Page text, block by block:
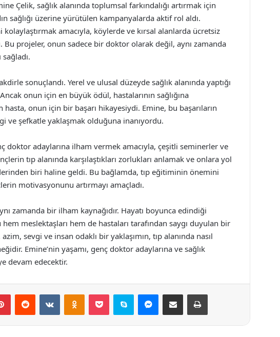
Çelik, sağlık alanında toplumsal farkındalığı artırmak için
sağlığı üzerine yürütülen kampanyalarda aktif rol aldı.
kolaylaştırmak amacıyla, köylerde ve kırsal alanlarda ücretsiz
Bu projeler, onun sadece bir doktor olarak değil, aynı zamanda
sonuçlandı. Yerel ve ulusal düzeyde sağlık alanında yaptığı
onun için en büyük ödül, hastalarının sağlığına
onun için bir başarı hikayesiydi. Emine, bu başarıların
ve şefkatle yaklaşmak olduğuna inanıyordu.
doktor adaylarına ilham vermek amacıyla, çeşitli seminerler ve
tıp alanında karşılaştıkları zorlukları anlamak ve onlara yol
biri haline geldi. Bu bağlamda, tıp eğitiminin önemini
motivasyonunu artırmayı amaçladı.
zamanda bir ilham kaynağıdır. Hayatı boyunca edindiği
meslektaşları hem de hastaları tarafından saygı duyulan bir
sevgi ve insan odaklı bir yaklaşımın, tıp alanında nasıl
Emine’nin yaşamı, genç doktor adaylarına ve sağlık
devam edecektir.
PinterestReddit VKontakteOdnoklassniki
Pocket Skype Messenger
E-Posta ile paylaş Yazdır